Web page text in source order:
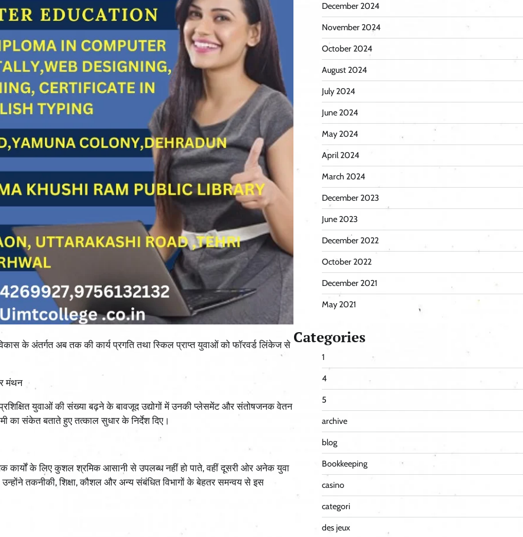
के अंतर्गत अब तक की कार्य प्रगति तथा स्किल प्राप्त युवाओं को फॉरवर्ड लिंकेज से
मंथन
युवाओं की संख्या बढ़ने के बावजूद उद्योगों में उनकी प्लेसमेंट और संतोषजनक वेतन
का संकेत बताते हुए तत्काल सुधार के निर्देश दिए।
कार्यों के लिए कुशल श्रमिक आसानी से उपलब्ध नहीं हो पाते, वहीं दूसरी ओर अनेक युवा
तकनीकी, शिक्षा, कौशल और अन्य संबंधित विभागों के बेहतर समन्वय से इस
December 2024
November 2024
October 2024
August 2024
July 2024
June 2024
May 2024
April 2024
March 2024
December 2023
June 2023
December 2022
October 2022
December 2021
May 2021
Categories
1
4
5
archive
blog
Bookkeeping
casino
categori
des jeux